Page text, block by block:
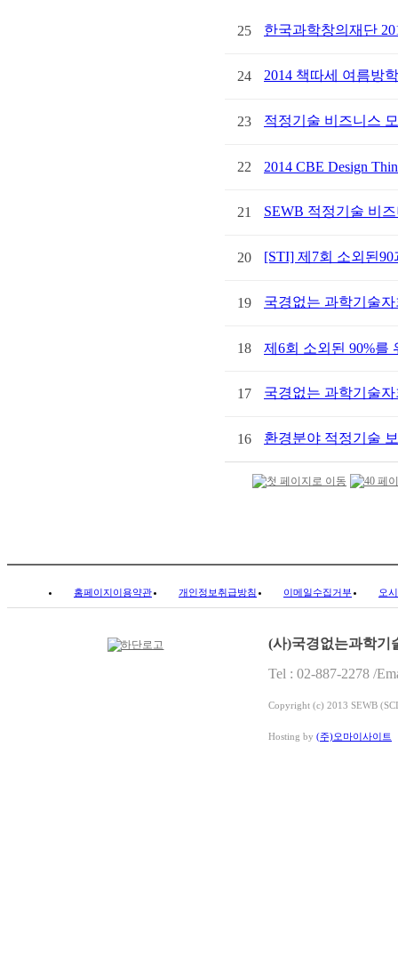
25 한국과학창의재단
24 2014 책따세 여름방
23 적정기술 비즈니스
22 2014 CBE Design
21 SEWB 적정기술 비
20 [STI] 제7회 소외된
19 국경없는 과학기술
18 제6회 소외된 90%를
17 국경없는 과학기술
16 환경분야 적정기술
홈페이지이용약관 개인정보취급방침 이메일수집거부 오
(사)국경없는과학기
Tel : 02-887-2278 /
Copyright (c) 2013 SEWB
Hosting by (주)오마이사이트